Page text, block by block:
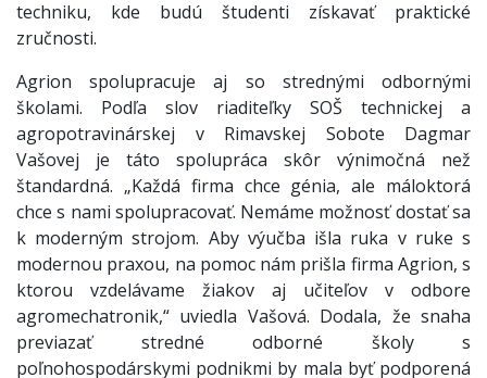
techniku, kde budú študenti získavať praktické
zručnosti.
Agrion spolupracuje aj so strednými odbornými
školami. Podľa slov riaditeľky SOŠ technickej a
agropotravinárskej v Rimavskej Sobote Dagmar
Vašovej je táto spolupráca skôr výnimočná než
štandardná. „Každá firma chce génia, ale máloktorá
chce s nami spolupracovať. Nemáme možnosť dostať sa
k moderným strojom. Aby výučba išla ruka v ruke s
modernou praxou, na pomoc nám prišla firma Agrion, s
ktorou vzdelávame žiakov aj učiteľov v odbore
agromechatronik,“ uviedla Vašová. Dodala, že snaha
previazať stredné odborné školy s
poľnohospodárskymi podnikmi by mala byť podporená